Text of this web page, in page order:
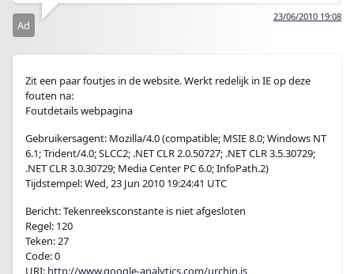
23/06/2010 19:08
Ad
Zit een paar foutjes in de website. Werkt redelijk in IE op deze
fouten na:
Foutdetails webpagina
Gebruikersagent: Mozilla/4.0 (compatible; MSIE 8.0; Windows NT
6.1; Trident/4.0; SLCC2; .NET CLR 2.0.50727; .NET CLR 3.5.30729;
.NET CLR 3.0.30729; Media Center PC 6.0; InfoPath.2)
Tijdstempel: Wed, 23 Jun 2010 19:24:41 UTC
Bericht: Tekenreeksconstante is niet afgesloten
Regel: 120
Teken: 27
Code: 0
URI: http://www.google-analytics.com/urchin.js